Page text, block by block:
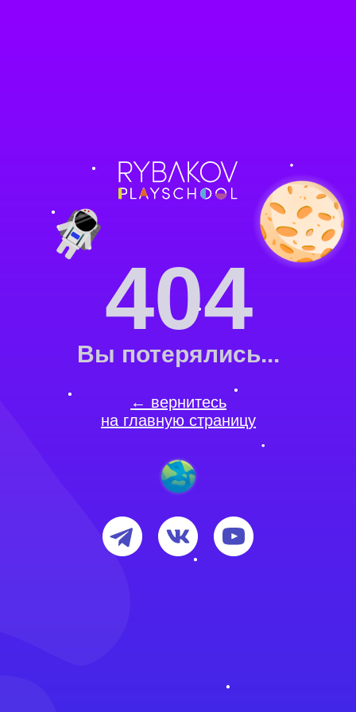
404
Вы потерялись...
← вернитесь
на главную страницу